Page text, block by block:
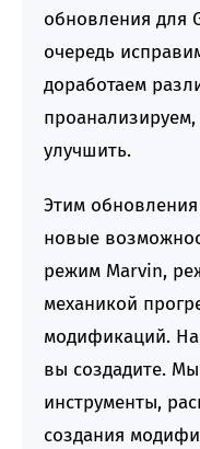
обновления для
очередь
доработаем
улучшить.
Этим обновления
новые
режим Marvin,
механикой
модификаций.
вы создадите.
инструменты,
создания